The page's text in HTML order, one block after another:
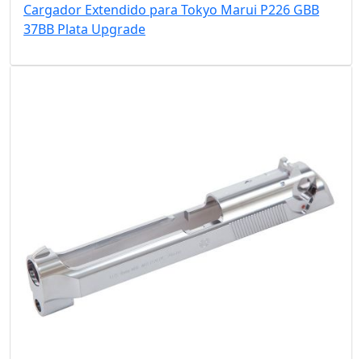
Cargador Extendido para Tokyo Marui P226 GBB
37BB Plata Upgrade